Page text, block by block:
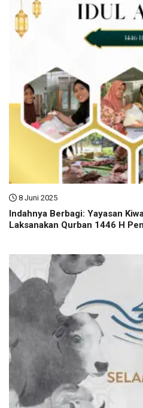
8 Juni 2025
Indahnya Berbagi: Yayasan
Laksanakan Qurban 1446 H